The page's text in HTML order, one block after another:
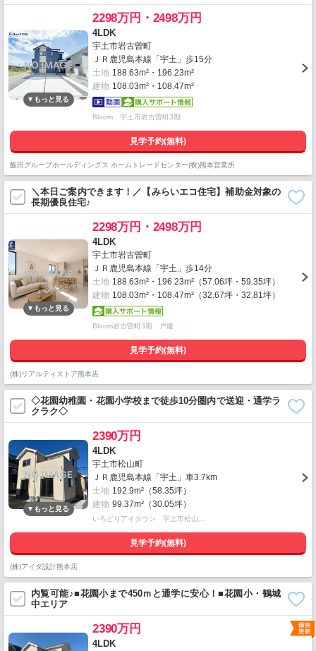
2298万円・2498万円
4LDK
宇土市岩古曽町
ＪＲ鹿児島本線「宇土」歩15分
土地 188.63m²・196.23m²
建物 108.03m²・108.47m²
Bloom 宇土市岩古曽町3期
見学予約(無料)
飯田グループホールディングス ホームトレードセンター(株)熊本営業所
＼本日ご案内できます！／【みらいエコ住宅】補助金対象の
長期優良住宅♪
2298万円・2498万円
4LDK
宇土市岩古曽町
ＪＲ鹿児島本線「宇土」歩14分
土地 188.63m²・196.23m²（57.06坪・59.35坪）
建物 108.03m²・108.47m²（32.67坪・32.81坪）
Bloom岩古曽町3期 戸建 …
見学予約(無料)
(株)リアルティストア熊本店
◇花園幼稚園・花園小学校まで徒歩10分圏内で送迎・通学ラ
クラク◇
2390万円
4LDK
宇土市松山町
ＪＲ鹿児島本線「宇土」車3.7km
土地 192.9m²（58.35坪）
建物 99.37m²（30.05坪）
いろどりアイタウン 宇土市松山…
見学予約(無料)
(株)アイダ設計熊本店
内覧可能♪■花園小まで450ｍと通学に安心！■花園小・鶴城
中エリア
2390万円
4LDK